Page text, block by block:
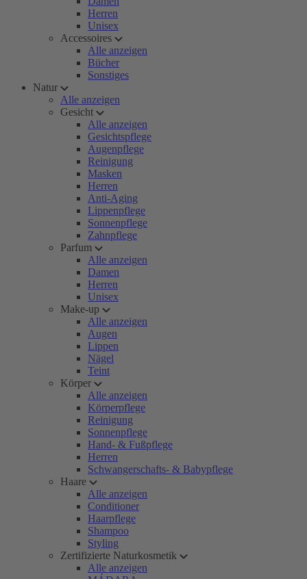
Herren
Unisex
Accessoires
Alle anzeigen
Bücher
Sonstiges
Natur
Alle anzeigen
Gesicht
Alle anzeigen
Gesichtspflege
Augenpflege
Reinigung
Masken
Herren
Anti-Aging
Lippenpflege
Sonnenpflege
Zahnpflege
Parfum
Alle anzeigen
Damen
Herren
Unisex
Make-up
Alle anzeigen
Augen
Lippen
Nägel
Teint
Körper
Alle anzeigen
Körperpflege
Reinigung
Sonnenpflege
Hand- & Fußpflege
Herren
Schwangerschafts- & Babypflege
Haare
Alle anzeigen
Conditioner
Haarpflege
Shampoo
Styling
Zertifizierte Naturkosmetik
Alle anzeigen